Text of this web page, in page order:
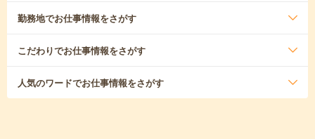
勤務地でお仕事情報をさがす
こだわりでお仕事情報をさがす
人気のワードでお仕事情報をさがす